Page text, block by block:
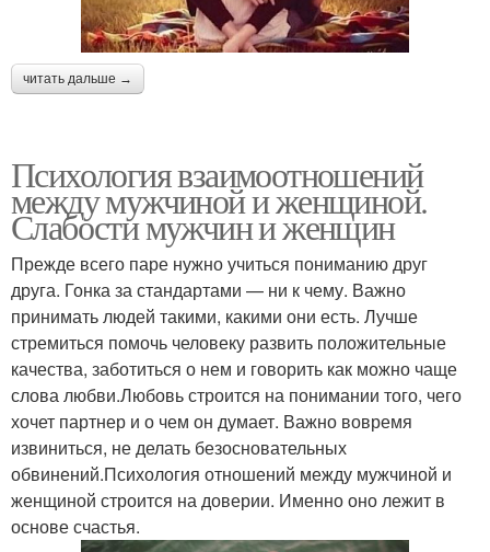
читать дальше →
Психология взаимоотношений
между мужчиной и женщиной.
Слабости мужчин и женщин
Прежде всего паре нужно учиться пониманию друг
друга. Гонка за стандартами — ни к чему. Важно
принимать людей такими, какими они есть. Лучше
стремиться помочь человеку развить положительные
качества, заботиться о нем и говорить как можно чаще
слова любви.Любовь строится на понимании того, чего
хочет партнер и о чем он думает. Важно вовремя
извиниться, не делать безосновательных
обвинений.Психология отношений между мужчиной и
женщиной строится на доверии. Именно оно лежит в
основе счастья.